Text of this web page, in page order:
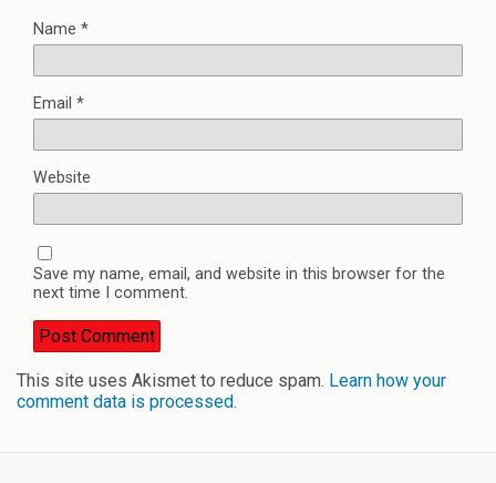
Name *
Email *
Website
Save my name, email, and website in this browser for the
next time I comment.
This site uses Akismet to reduce spam. Learn how your
comment data is processed.